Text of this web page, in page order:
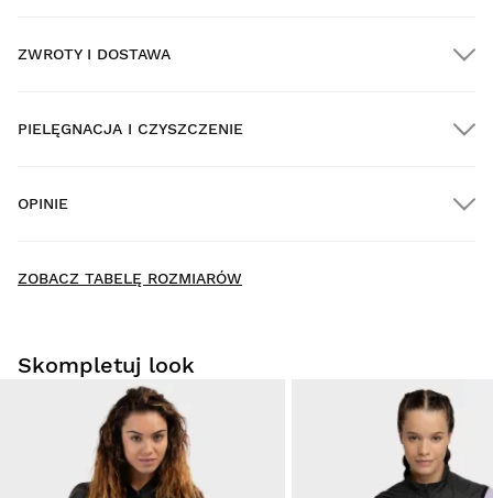
ZWROTY I DOSTAWA
Przymierz produkty spokojnie i wygodnie w domu. Na
dokonanie zwrotu masz 30 dni od momentu dostarczenia
zamówienia.
PIELĘGNACJA I CZYSZCZENIE
OPINIE
ZOBACZ TABELĘ ROZMIARÓW
Skompletuj look